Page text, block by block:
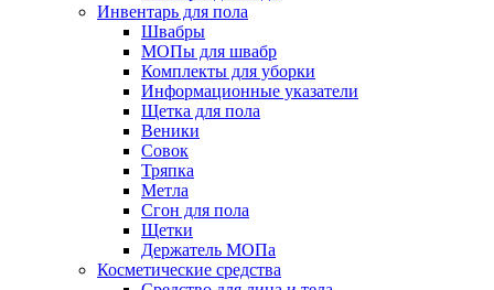
Инвентарь для пола
Швабры
МОПы для швабр
Комплекты для уборки
Информационные указатели
Щетка для пола
Веники
Совок
Тряпка
Метла
Сгон для пола
Щетки
Держатель МОПа
Косметические средства